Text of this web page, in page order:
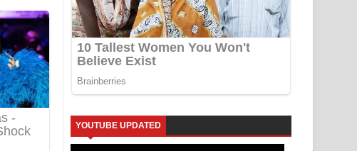
YOUTUBE UPDATED